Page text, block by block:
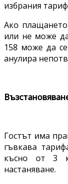
избрания
Ако
или не може
158 може да
анулира
Гостът има
гъвкава
късно от 3
настаняване.